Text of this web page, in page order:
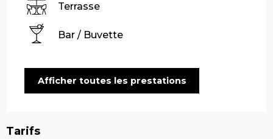
Terrasse
Bar / Buvette
Afficher toutes les prestations
Tarifs